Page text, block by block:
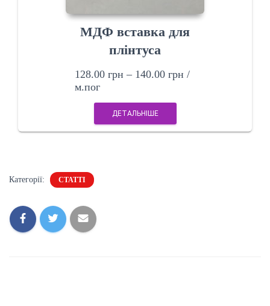
МДФ вставка для
плінтуса
128.00 грн – 140.00 грн /
м.пог
ДЕТАЛЬНІШЕ
Категорії: СТАТТІ